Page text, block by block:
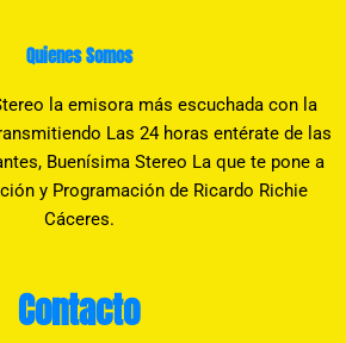
Quienes Somos
la emisora más escuchada con la
Las 24 horas entérate de las
Buenísima Stereo La que te pone a
y Programación de Ricardo Richie
Cáceres.
Contacto